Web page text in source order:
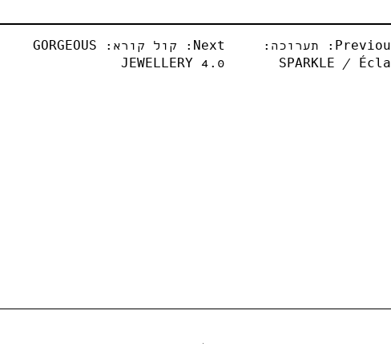
תערוכה:
SPARKLE /
Next:
קול קורא: GORGEOUS
JEWELLERY 4.0